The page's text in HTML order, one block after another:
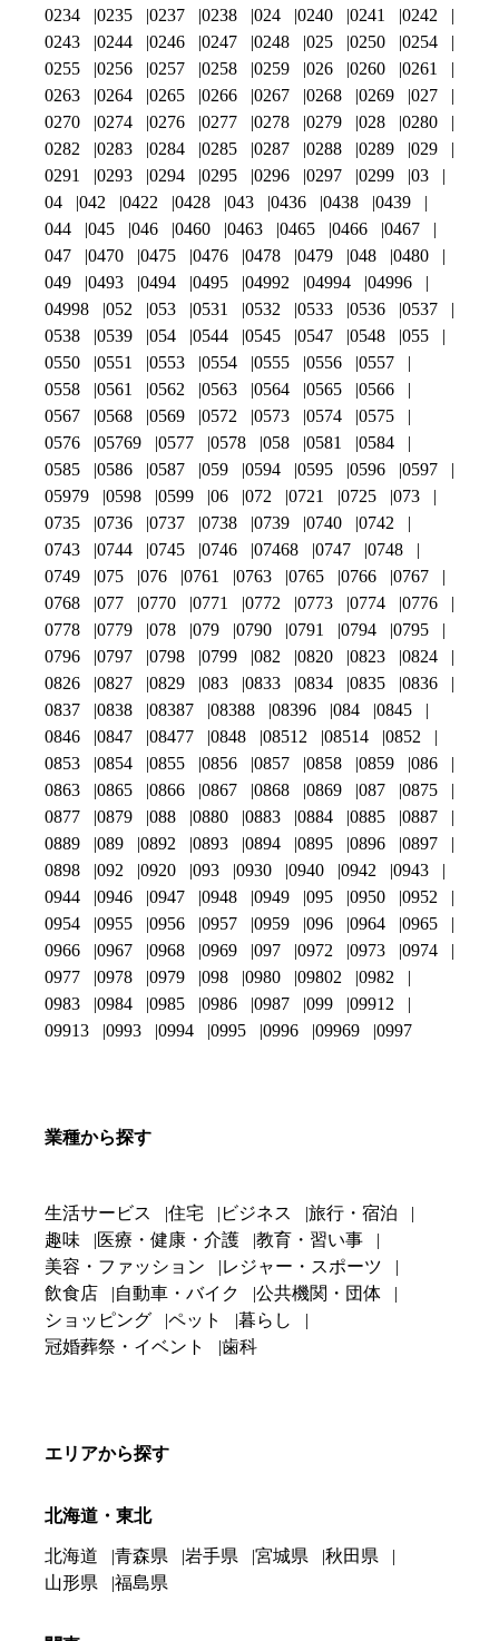
0234 0235 0237 0238 024 0240 0241
0242
0243
0244 0246 0247 0248 025 0250
0254
0255
0256 0257 0258 0259 026 0260
0261
0263
0264 0265 0266 0267 0268 0269
027
0270
0274 0276 0277 0278 0279 028
0280
0282
0283 0284 0285 0287 0288 0289
029
0291
0293 0294 0295 0296 0297 0299
03
04
042 0422 0428 043 0436 0438
0439
044
045 046 0460 0463 0465 0466
0467
047
0470 0475 0476 0478 0479 048
0480
049
0493 0494 0495 04992 04994
04996
04998
052 053 0531 0532 0533 0536
0537
0538
0539 054 0544 0545 0547 0548
055
0550
0551 0553 0554 0555 0556
0557
0558
0561 0562 0563 0564 0565
0566
0567
0568 0569 0572 0573 0574
0575
0576
05769 0577 0578 058 0581
0584
0585
0586 0587 059 0594 0595 0596
0597
05979
0598 0599 06 072 0721 0725
073
0735
0736 0737 0738 0739 0740
0742
0743
0744 0745 0746 07468 0747
0748
0749
075 076 0761 0763 0765 0766
0767
0768
077 0770 0771 0772 0773 0774
0776
0778
0779 078 079 0790 0791 0794
0795
0796
0797 0798 0799 082 0820 0823
0824
0826
0827 0829 083 0833 0834 0835
0836
0837
0838 08387 08388 08396 084
0845
0846
0847 08477 0848 08512 08514
0852
0853
0854 0855 0856 0857 0858 0859
086
0863
0865 0866 0867 0868 0869 087
0875
0877
0879 088 0880 0883 0884 0885
0887
0889
089 0892 0893 0894 0895 0896
0897
0898
092 0920 093 0930 0940 0942
0943
0944
0946 0947 0948 0949 095 0950
0952
0954
0955 0956 0957 0959 096 0964
0965
0966
0967 0968 0969 097 0972 0973
0974
0977
0978 0979 098 0980 09802
0982
0983
0984 0985 0986 0987 099
09912
09913
0993 0994 0995 0996 09969 0997
業種から探す
生活サービス 住宅 ビジネス
旅行・宿泊
趣味
医療・健康・介護
教育・習い事
美容・ファッション
レジャー・スポーツ
飲食店
自動車・バイク
公共機関・団体
ショッピング
ペット
暮らし
冠婚葬祭・イベント
歯科
エリアから探す
北海道・東北
北海道 青森県 岩手県 宮城県
秋田県
山形県
福島県